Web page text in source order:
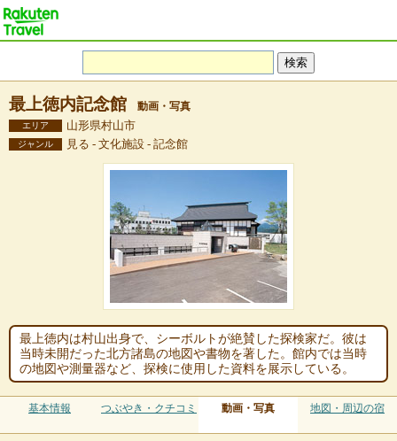
最上徳内記念館 動画・写真
エリア 山形県村山市
ジャンル 見る - 文化施設 - 記念館
最上徳内は村山出身で、シーボルトが絶賛した探検家だ。彼は
当時未開だった北方諸島の地図や書物を著した。館内では当時
の地図や測量器など、探検に使用した資料を展示している。
基本情報 つぶやき・クチコミ 動画・写真 地図・周辺の宿